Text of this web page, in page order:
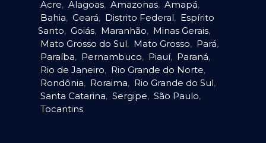
Acre, Alagoas, Amazonas, Amapá,
Bahia, Ceará, Distrito Federal, Espírito
Santo, Goiás, Maranhão, Minas Gerais,
Mato Grosso do Sul, Mato Grosso, Pará,
Paraíba, Pernambuco, Piauí, Paraná,
Rio de Janeiro, Rio Grande do Norte,
Rondônia, Roraima, Rio Grande do Sul,
Santa Catarina, Sergipe, São Paulo,
Tocantins.